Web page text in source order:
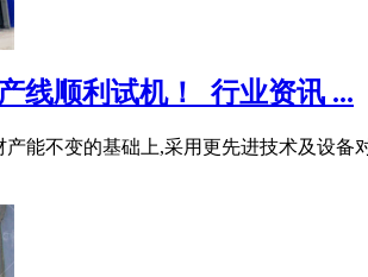
线顺利试机！_行业资讯 ...
能不变的基础上,采用更先进技术及设